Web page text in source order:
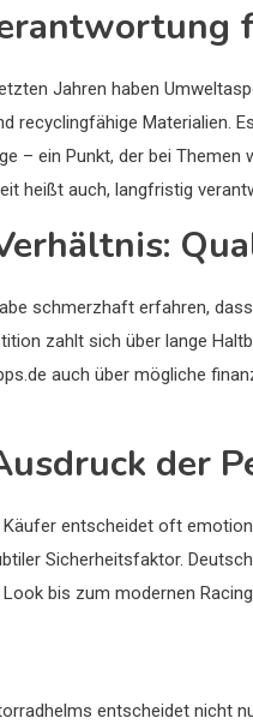
Jahren haben
recyclingfähige Materialien.
– ein Punkt, der bei
heißt auch, langfristig
schmerzhaft erfahren,
zahlt sich über lange
auch über mögliche
der
entscheidet oft
Sicherheitsfaktor.
bis zum modernen
entscheidet nicht